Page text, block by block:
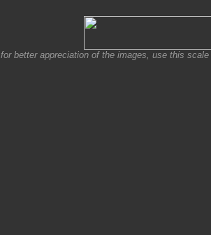
for better appreciation of the images, use this